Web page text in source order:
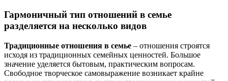
Гармоничный тип отношений в семье
разделяется на несколько видов
Традиционные отношения в семье – отношения строятся
исходя из традиционных семейных ценностей. Большое
значение уделяется бытовым, практическим вопросам.
Свободное творческое самовыражение возникает крайне